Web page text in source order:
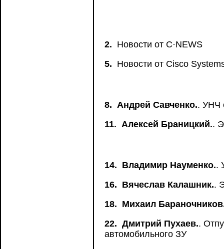
2. Новости от C·NEWS
5. Новости от Сisco
8. Андрей Савченко.. УНЧ
11. Алексей Браницкий..
14. Владимир Науменко..
16. Вячеслав Калашник..
18. Михаил
22. Дмитрий Пухаев..
автомобильного ЗУ